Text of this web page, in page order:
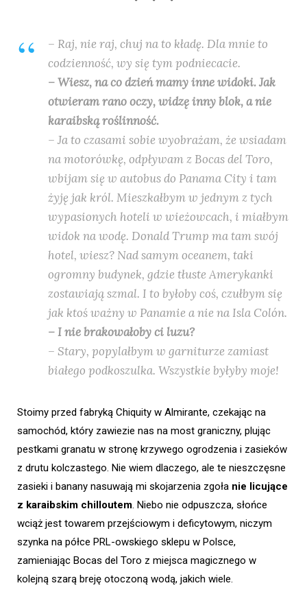
– Raj, nie raj, chuj na to kładę. Dla mnie to
codzienność, wy się tym podniecacie.
– Wiesz, na co dzień mamy inne widoki. Jak
otwieram rano oczy, widzę inny blok, a nie
karaibską roślinność.
– Ja to czasami sobie wyobrażam, że wsiadam
na motorówkę, odpływam z Bocas del Toro,
wbijam się w autobus do Panama City i tam
żyję jak król. Mieszkałbym w jednym z tych
wypasionych hoteli w wieżowcach, i miałbym
widok na wodę. Donald Trump ma tam swój
hotel, wiesz? Nad samym oceanem, taki
ogromny budynek, gdzie tłuste Amerykanki
zostawiają szmal. I to byłoby coś, czułbym się
jak ktoś ważny w Panamie a nie na Isla Colón.
– I nie brakowałoby ci luzu?
– Stary, popylałbym w garniturze zamiast
białego podkoszulka. Wszystkie byłyby moje!
Stoimy przed fabryką Chiquity w Almirante, czekając na
samochód, który zawiezie nas na most graniczny, plując
pestkami granatu w stronę krzywego ogrodzenia i zasieków
z drutu kolczastego. Nie wiem dlaczego, ale te nieszczęsne
zasieki i banany nasuwają mi skojarzenia zgoła nie licujące
z karaibskim chilloutem. Niebo nie odpuszcza, słońce
wciąż jest towarem przejściowym i deficytowym, niczym
szynka na półce PRL-owskiego sklepu w Polsce,
zamieniając Bocas del Toro z miejsca magicznego w
kolejną szarą breję otoczoną wodą, jakich wiele.